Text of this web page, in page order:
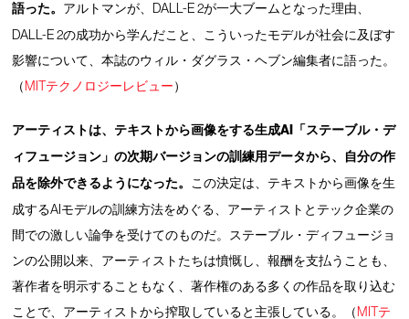
語った。 アルトマンが、DALL-E 2が一大ブームとなった理由、
DALL-E 2の成功から学んだこと、こういったモデルが社会に及ぼす
影響について、本誌のウィル・ダグラス・ヘブン編集者に語った。
（MITテクノロジーレビュー）
アーティストは、テキストから画像をする生成AI「ステーブル・デ
ィフュージョン」の次期バージョンの訓練用データから、自分の作
品を除外できるようになった。
この決定は、テキストから画像を生
成するAIモデルの訓練方法をめぐる、アーティストとテック企業の
間での激しい論争を受けてのものだ。ステーブル・ディフュージョ
ンの公開以来、アーティストたちは憤慨し、報酬を支払うことも、
著作者を明示することもなく、著作権のある多くの作品を取り込む
ことで、アーティストから搾取していると主張している。（MITテ